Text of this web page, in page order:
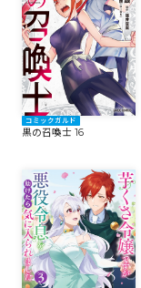
コミックガルド
黒の召喚士 16